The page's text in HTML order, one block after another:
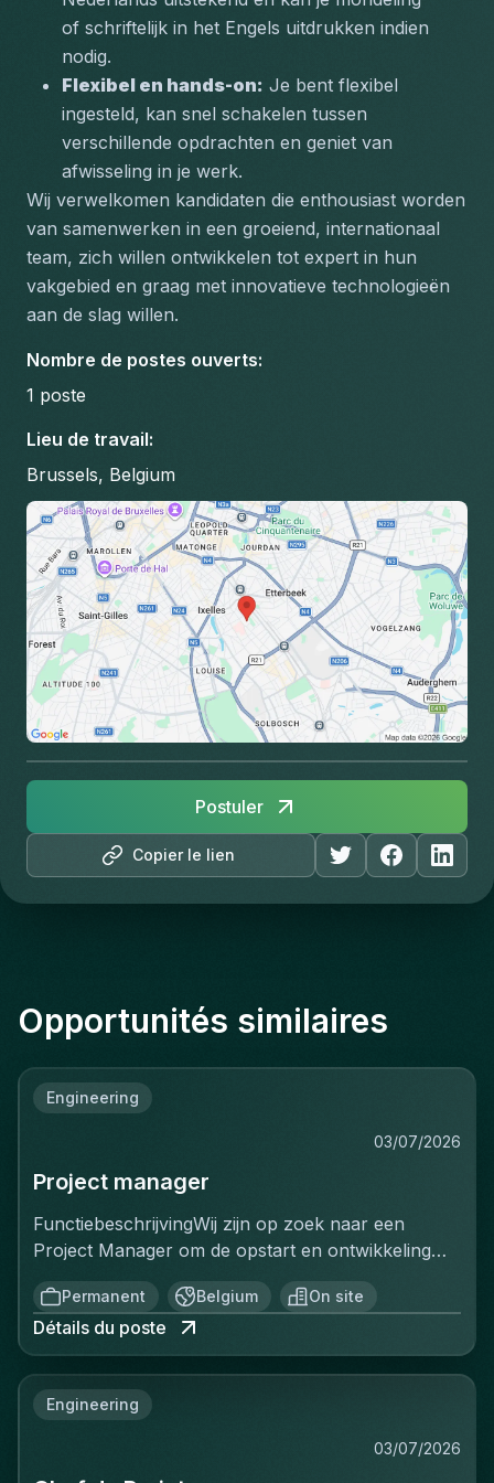
of schriftelijk in het Engels uitdrukken indien
nodig.
Flexibel en hands-on: Je bent flexibel
ingesteld, kan snel schakelen tussen
verschillende opdrachten en geniet van
afwisseling in je werk.
Wij verwelkomen kandidaten die enthousiast worden
van samenwerken in een groeiend, internationaal
team, zich willen ontwikkelen tot expert in hun
vakgebied en graag met innovatieve technologieën
aan de slag willen.
Nombre de postes ouverts:
1 poste
Lieu de travail:
Brussels, Belgium
Copier le lien
Postuler
Opportunités similaires
Engineering
03/07/2026
Project manager
FunctiebeschrijvingWij zijn op zoek naar een
Project Manager om de opstart en ontwikkeling
van een volledig nieuwe productielijn voor
ventilatiekanalen te leiden. Je bent
verantwoordelijk voor de volledige uitrol van dit
strategische project, van de opstartfase tot het
klantencontracten.Belangrijkste
van de productielijn aansturenCommerciële
Permanent Belgium On site
Détails du poste
Engineering
03/07/2026